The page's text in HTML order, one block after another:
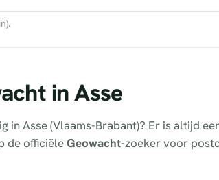
in Asse
in Asse (Vlaams-Brabant)? Er is altijd
de officiëleGeowacht-zoeker voor